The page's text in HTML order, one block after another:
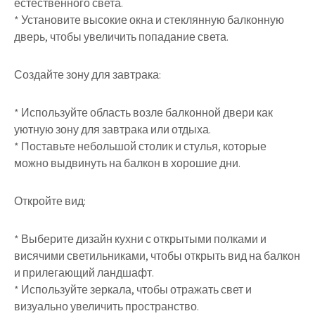
естественного света.
* Установите высокие окна и стеклянную балконную
дверь, чтобы увеличить попадание света.
Создайте зону для завтрака:
* Используйте область возле балконной двери как
уютную зону для завтрака или отдыха.
* Поставьте небольшой столик и стулья, которые
можно выдвинуть на балкон в хорошие дни.
Откройте вид:
* Выберите дизайн кухни с открытыми полками и
висячими светильниками, чтобы открыть вид на балкон
и прилегающий ландшафт.
* Используйте зеркала, чтобы отражать свет и
визуально увеличить пространство.